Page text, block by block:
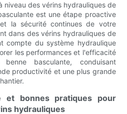
niveau des vérins hydrauliques de
est une étape proactive
la sécurité continues de votre
dans des vérins hydrauliques de
compte du système hydraulique
les performances et l'efficacité
basculante, conduisant
productivité et une plus grande
et bonnes pratiques pour
hydrauliques